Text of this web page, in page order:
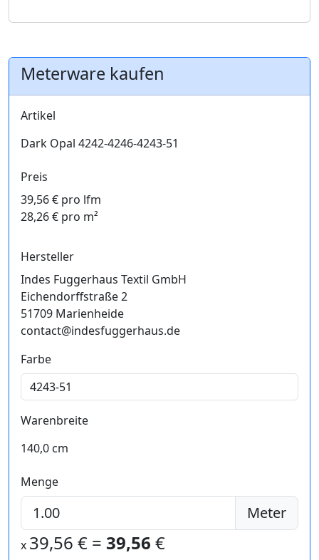
Meterware kaufen
Artikel
Dark Opal 4242-4246-4243-51
Preis
39,56 € pro lfm
28,26 € pro m²
Hersteller
Indes Fuggerhaus Textil GmbH
Eichendorffstraße 2
51709 Marienheide
contact@indesfuggerhaus.de
Farbe
Warenbreite
140,0 cm
Menge
Meter
x 39,56 € = 39,56 €